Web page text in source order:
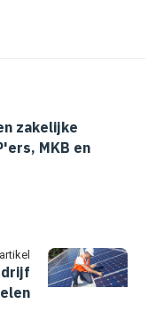
zakelijke
MKB en